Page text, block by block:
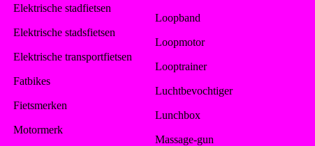
Elektrische stadfietsen
Elektrische stadsfietsen
Elektrische transportfietsen
Fatbikes
Fietsmerken
Motormerk
Loopband
Loopmotor
Looptrainer
Luchtbevochtiger
Lunchbox
Massage-gun